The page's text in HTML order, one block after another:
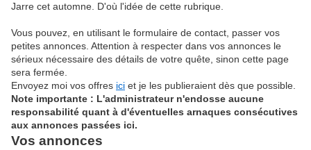
Jarre cet automne. D'où l'idée de cette rubrique.
Vous pouvez, en utilisant le formulaire de contact, passer vos
petites annonces. Attention à respecter dans vos annonces le
sérieux nécessaire des détails de votre quête, sinon cette page
sera fermée.
Envoyez moi vos offres ici et je les publieraient dès que possible.
Note importante : L'administrateur n'endosse aucune
responsabilité quant à d'éventuelles arnaques consécutives
aux annonces passées ici.
Vos annonces